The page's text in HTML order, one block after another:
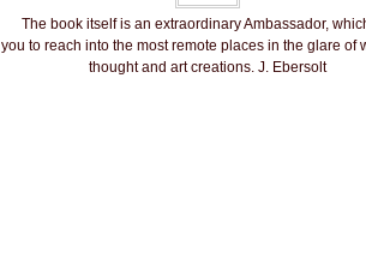
The book itself is an extraordinary Ambassador,
you to reach into the most remote places in the glare of
thought and art creations. J. Ebersolt